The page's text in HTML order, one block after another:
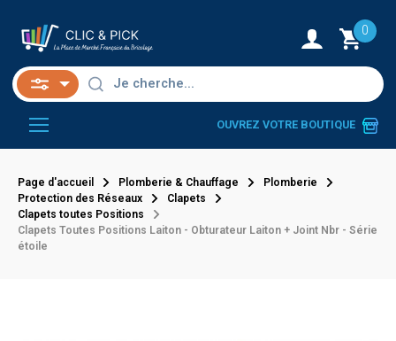
0
OUVREZ VOTRE BOUTIQUE
Page d'accueil Plomberie & Chauffage
Plomberie
Protection des Réseaux
Clapets
Clapets toutes Positions
Clapets Toutes Positions Laiton - Obturateur Laiton + Joint Nbr - Série
étoile